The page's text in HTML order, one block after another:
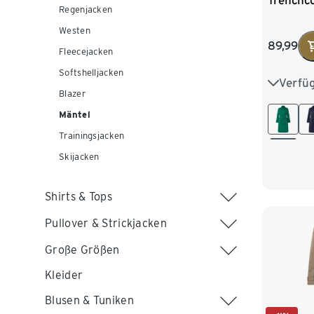
Regenjacken
Westen
Fleecejacken
Softshelljacken
Blazer
Mäntel
Trainingsjacken
Skijacken
Shirts & Tops
Pullover & Strickjacken
Große Größen
Kleider
Blusen & Tuniken
89,99
36
44